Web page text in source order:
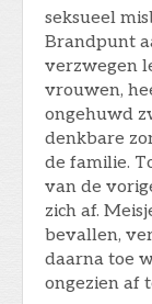
seksueel
Brandpunt
verzwegen
vrouwen,
ongehuwd
denkbare
de familie.
van de
zich af.
bevallen,
daarna toe
ongezien af